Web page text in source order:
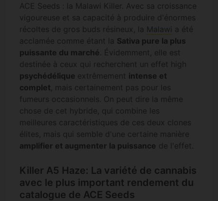
ACE Seeds : la Malawi Killer. Avec sa croissance
vigoureuse et sa capacité à produire d'énormes
récoltes de gros buds résineux, la Malawi a été
acclamée comme étant la Sativa pure la plus
puissante du marché. Évidemment, elle est
destinée à ceux qui recherchent un effet high
psychédélique extrêmement intense et
complet, mais certainement pas pour les
fumeurs occasionnels. On peut dire la même
chose de cet hybride, qui combine les
meilleures caractéristiques de ces deux clones
élites, mais qui semble d'une certaine manière
amplifier et augmenter la puissance de l'effet.
Killer A5 Haze: La variété de cannabis
avec le plus important rendement du
catalogue de ACE Seeds